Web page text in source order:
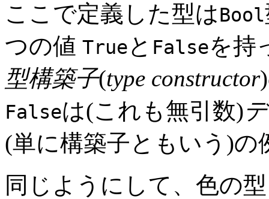
ここで定義した型はBool
つの値 Trueと Falseを持
型構築子(type constructor
Falseは(これも無引数)
(単に構築子ともいう)の
同じようにして、色の